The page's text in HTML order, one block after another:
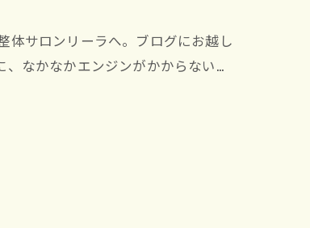
体サロンリーラへ。ブログにお越し
、なかなかエンジンがかからない…